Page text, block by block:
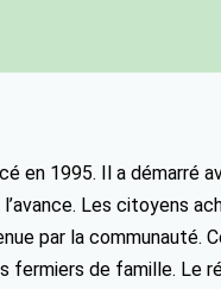
en 1995. Il a démarré
Les citoyens
par la communauté.
fermiers de famille. Le